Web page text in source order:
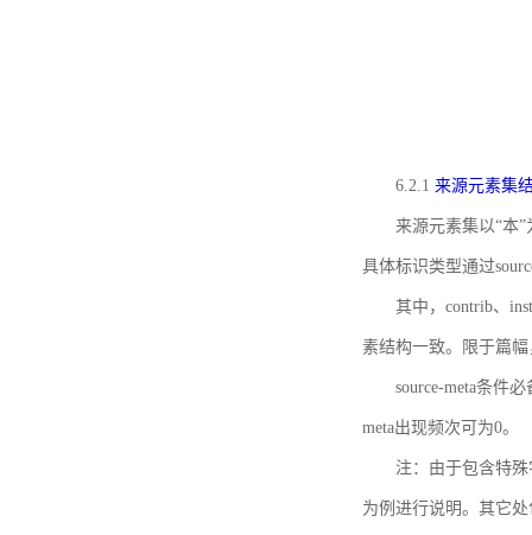
6.2.1 来源元素集
来源元素集以“本
具体标识类型通过
其中，contrib、
素结构一致。限于篇
source-meta条件
meta出现频次可为0。
注：由于包含特殊
为例进行说明。其它